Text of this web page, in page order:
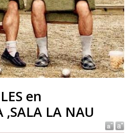
en
,SALA LA NAU